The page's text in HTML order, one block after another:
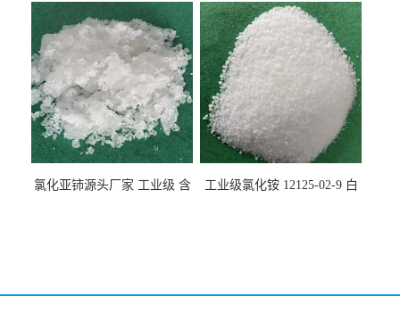
氯化亚铈源头厂家 工业级 含
工业级氯化铵 12125-02-9 白